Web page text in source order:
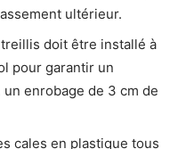
ultérieur.
doit être installé à
pour garantir un
enrobage de 3 cm de
cales en plastique tous